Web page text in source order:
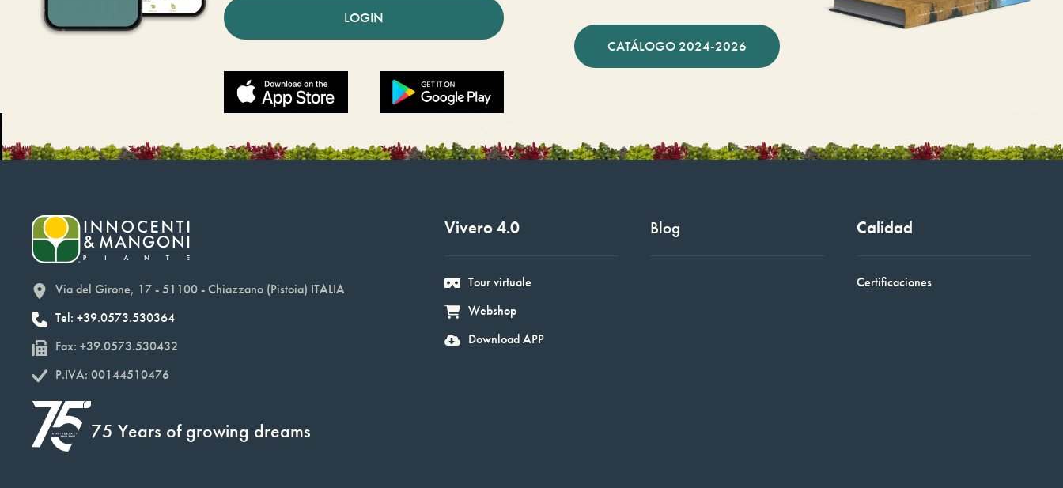
LOGIN
CATÁLOGO 2024-2026
Via del Girone, 17 - 51100 - Chiazzano (Pistoia) ITALIA
Tel: +39.0573.530364
Fax: +39.0573.530432
P.IVA: 00144510476
75 Years of growing dreams
Vivero 4.0
Tour virtuale
Webshop
Download APP
Blog Calidad
Certificaciones